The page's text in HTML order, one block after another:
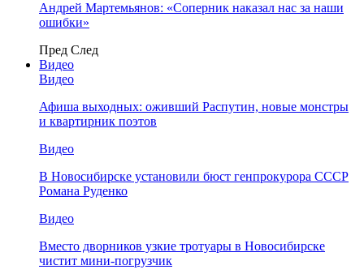
Андрей Мартемьянов: «Соперник наказал нас за наши
ошибки»
Пред След
Видео
Видео
Афиша выходных: оживший Распутин, новые монстры
и квартирник поэтов
Видео
В Новосибирске установили бюст генпрокурора СССР
Романа Руденко
Видео
Вместо дворников узкие тротуары в Новосибирске
чистит мини-погрузчик